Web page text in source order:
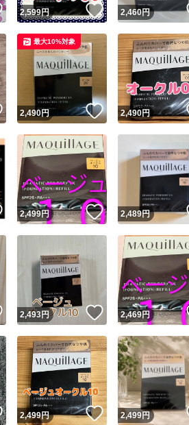
ユーザー
Yahoo!フリマが定めた一定の基準を満たし
安心取引出品者
安心取引出品者 Yahoo!フリマの基
取引実績
取引実績◯+ このユーザーは
他フリマ実績◯+ このユーザーは他
この商品の情
商品画像の 無断転載は禁止されて
コピーは1商品につき1回です
出品
いいね！
2,599円 いいね！
2,460円
いいね！
2,490円 いいね！
最大10%対象
2,490円
いいね！
2,499円 いいね！
2,489円
いいね！
2,493円 いいね！
2,469円
いいね！
2,499円 いいね！
2,499円